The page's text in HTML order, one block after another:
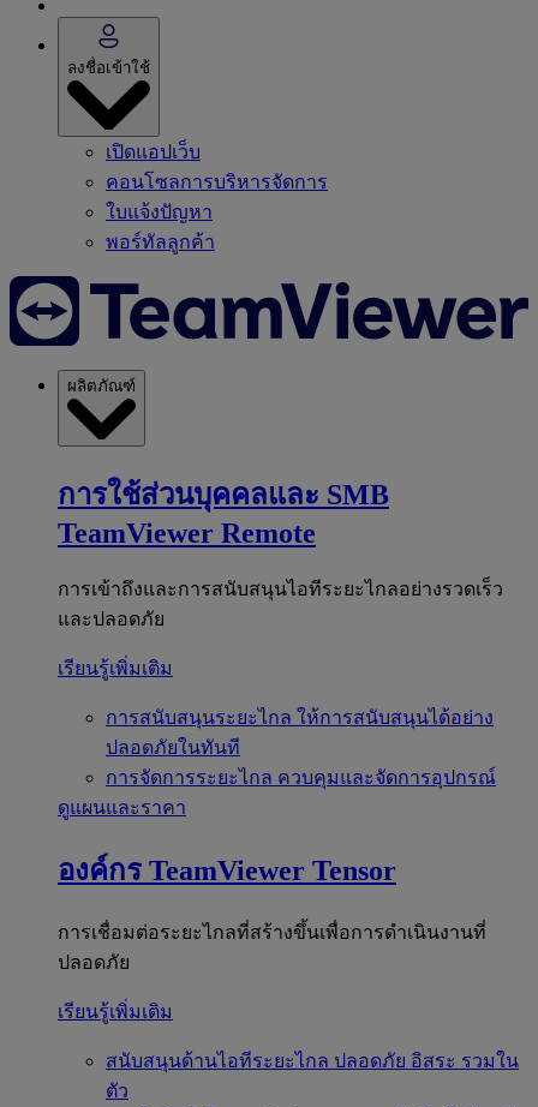
ลงชื่อเข้าใช้
เปิดแอปเว็บ
คอนโซลการบริหารจัดการ
ใบแจ้งปัญหา
พอร์ทัลลูกค้า
ผลิตภัณฑ์
การใช้ส่วนบุคคลและ SMB
TeamViewer Remote
การเข้าถึงและการสนับสนุนไอทีระยะไกลอย่างรวดเร็ว
และปลอดภัย
เรียนรู้เพิ่มเติม
การสนับสนุนระยะไกล ให้การสนับสนุนได้อย่าง
ปลอดภัยในทันที
การจัดการระยะไกล ควบคุมและจัดการอุปกรณ์
ดูแผนและราคา
องค์กร TeamViewer Tensor
การเชื่อมต่อระยะไกลที่สร้างขึ้นเพื่อการดำเนินงานที่
ปลอดภัย
เรียนรู้เพิ่มเติม
สนับสนุนด้านไอทีระยะไกล ปลอดภัย อิสระ รวมใน
ตัว